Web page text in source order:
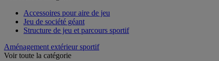
Accessoires pour aire de jeu
Jeu de société géant
Aménagement extérieur sportif